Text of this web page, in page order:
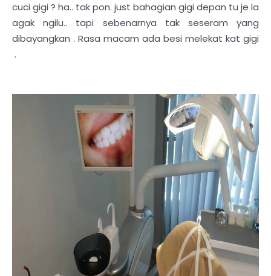
cuci gigi ? ha.. tak pon. just bahagian gigi depan tu je la
agak ngilu.. tapi sebenarnya tak seseram yang
dibayangkan . Rasa macam ada besi melekat kat gigi
.